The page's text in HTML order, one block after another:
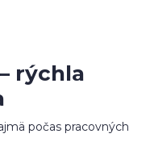
rýchla
počas pracovných